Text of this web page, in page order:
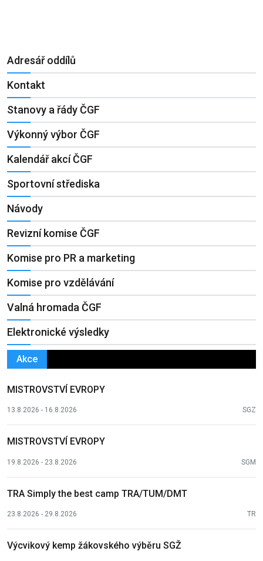
Adresář oddílů
Kontakt
Stanovy a řády ČGF
Výkonný výbor ČGF
Kalendář akcí ČGF
Sportovní střediska
Návody
Revizní komise ČGF
Komise pro PR a marketing
Komise pro vzdělávání
Valná hromada ČGF
Elektronické výsledky
Akce
MISTROVSTVÍ EVROPY
13.8.2026 - 16.8.2026 SGZ
MISTROVSTVÍ EVROPY
19.8.2026 - 23.8.2026 SGM
TRA Simply the best camp TRA/TUM/DMT
23.8.2026 - 29.8.2026 TR
Výcvikový kemp žákovského výběru SGŽ